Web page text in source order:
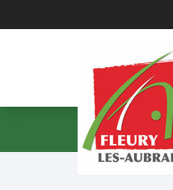
AccueilMenu
/